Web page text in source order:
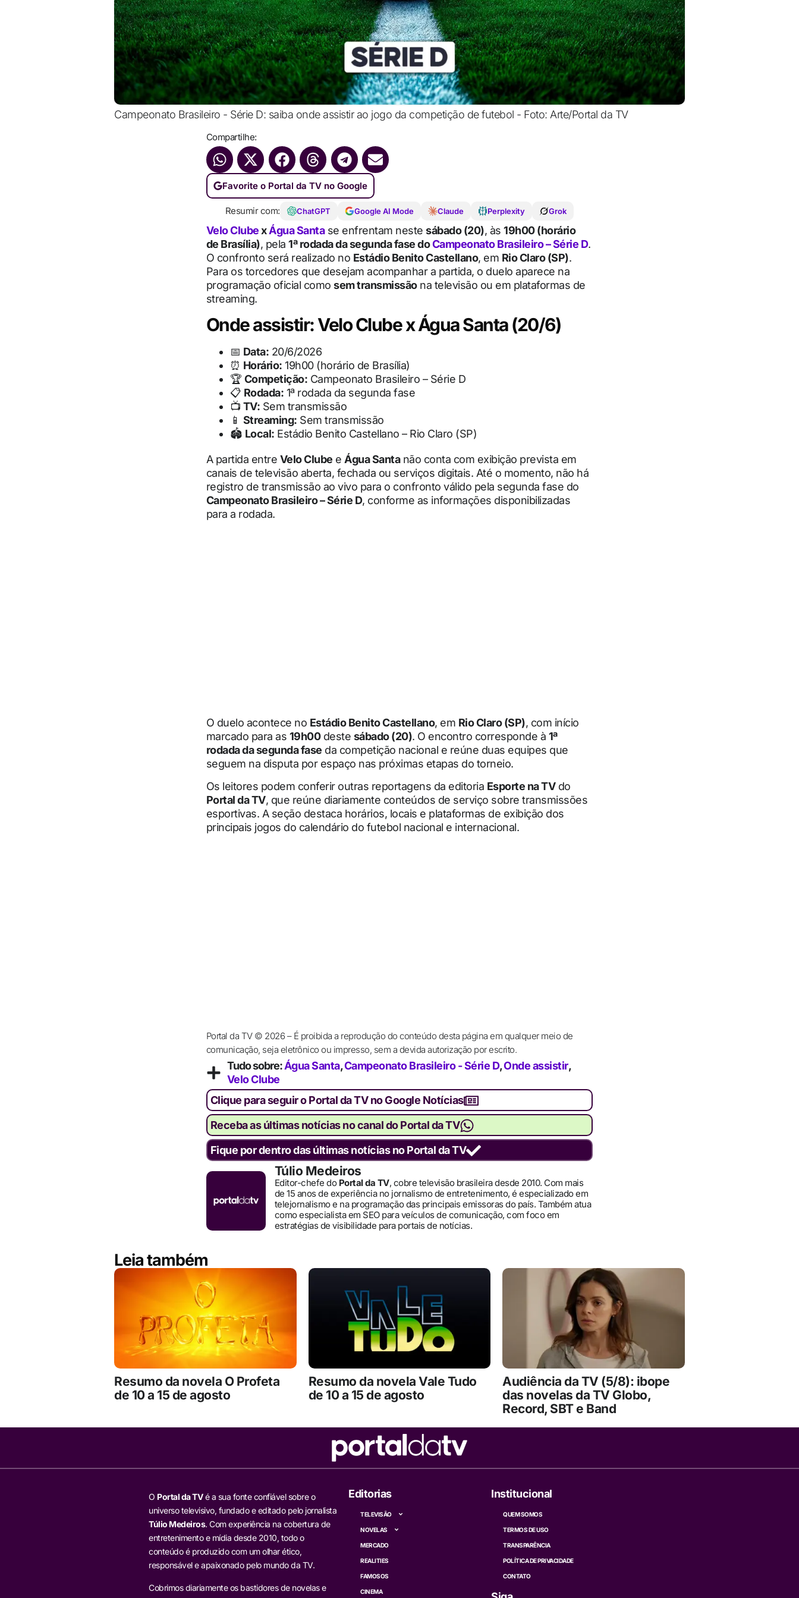
Campeonato Brasileiro - Série D: saiba onde assistir ao jogo da competição de futebol - Foto: Arte/Portal da TV
Compartilhe:
Favorite o Portal da TV no Google
Resumir com: ChatGPT Google AI Mode Claude Perplexity Grok
Velo ClubexÁgua Santase enfrentam neste sábado (20), às 19h00 (horário
de Brasília), pela 1ª rodada da segunda fase doCampeonato Brasileiro – Série D.
O confronto será realizado no Estádio Benito Castellano, em Rio Claro (SP).
Para os torcedores que desejam acompanhar a partida, o duelo aparece na
programação oficial como sem transmissãona televisão ou em plataformas de
streaming.
Onde assistir: Velo Clube x Água Santa (20/6)
📅 Data: 20/6/2026
⏰ Horário: 19h00 (horário de Brasília)
🏆 Competição: Campeonato Brasileiro – Série D
📋 Rodada: 1ª rodada da segunda fase
📺 TV: Sem transmissão
📱 Streaming: Sem transmissão
🏟 Local: Estádio Benito Castellano – Rio Claro (SP)
A partida entre Velo Clube e Água Santanão conta com exibição prevista em
canais de televisão aberta, fechada ou serviços digitais. Até o momento, não há
registro de transmissão ao vivo para o confronto válido pela segunda fase do
Campeonato Brasileiro – Série D, conforme as informações disponibilizadas
para a rodada.
O duelo acontece no Estádio Benito Castellano, em Rio Claro (SP), com início
marcado para as 19h00deste sábado (20). O encontro corresponde à 1ª
rodada da segunda fase da competição nacional e reúne duas equipes que
seguem na disputa por espaço nas próximas etapas do torneio.
Os leitores podem conferir outras reportagens da editoria Esporte na TVdo
Portal da TV, que reúne diariamente conteúdos de serviço sobre transmissões
esportivas. A seção destaca horários, locais e plataformas de exibição dos
principais jogos do calendário do futebol nacional e internacional.
Portal da TV © 2026 – É proibida a reprodução do conteúdo desta página em qualquer meio de
comunicação, seja eletrônico ou impresso, sem a devida autorização por escrito.
Tudo sobre:Água Santa,Campeonato Brasileiro - Série D,Onde assistir,
Velo Clube
Clique para seguir o Portal da TV no Google Notícias
Receba as últimas notícias no canal do Portal da TV
Fique por dentro das últimas notícias no Portal da TV
Túlio Medeiros
Editor-chefe do Portal da TV, cobre televisão brasileira desde 2010. Com mais
de 15 anos de experiência no jornalismo de entretenimento, é especializado em
telejornalismo e na programação das principais emissoras do país. Também atua
como especialista em SEO para veículos de comunicação, com foco em
estratégias de visibilidade para portais de notícias.
Leia também
Resumo da novela O Profeta
de 10 a 15 de agosto
Resumo da novela Vale Tudo
de 10 a 15 de agosto
Audiência da TV (5/8): ibope
das novelas da TV Globo,
Record, SBT e Band
O Portal da TVé a sua fonte confiável sobre o
universo televisivo, fundado e editado pelo jornalista
Túlio Medeiros. Com experiência na cobertura de
entretenimento e mídia desde 2010, todo o
conteúdo é produzido com um olhar ético,
responsável e apaixonado pelo mundo da TV.
Cobrimos diariamente os bastidores de novelas e
Editorias
TELEVISÃO
NOVELAS
MERCADO
REALITIES
FAMOSOS
CINEMA
Institucional
QUEM SOMOS
TERMOS DE USO
TRANSPARÊNCIA
POLÍTICA DE PRIVACIDADE
CONTATO